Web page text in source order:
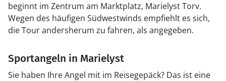
beginnt im Zentrum am Marktplatz, Marielyst Torv.
Wegen des häufigen Südwestwinds empfiehlt es sich,
die Tour andersherum zu fahren, als angegeben.
Sportangeln in Marielyst
Sie haben Ihre Angel mit im Reisegepäck? Das ist eine